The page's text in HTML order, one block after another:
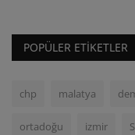
POPÜLER ETIKETLER
chp malatya
ortadoğu izmir